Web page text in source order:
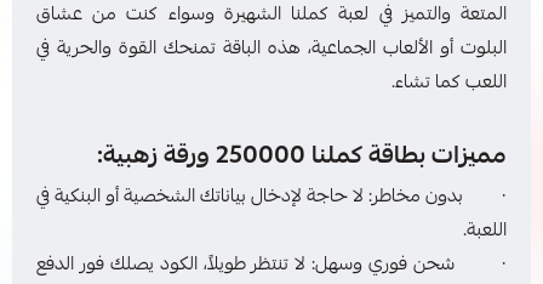
المتعة والتميز في لعبة كملنا الشهيرة وسواء كنت من عشاق
البلوت أو الألعاب الجماعية، هذه الباقة تمنحك القوة والحرية في
اللعب كما تشاء.
مميزات بطاقة كملنا 250000 ورقة زهبية:
· بدون مخاطر: لا حاجة لإدخال بياناتك الشخصية أو البنكية في
اللعبة.
· شحن فوري وسهل: لا تنتظر طويلاً، الكود يصلك فور الدفع